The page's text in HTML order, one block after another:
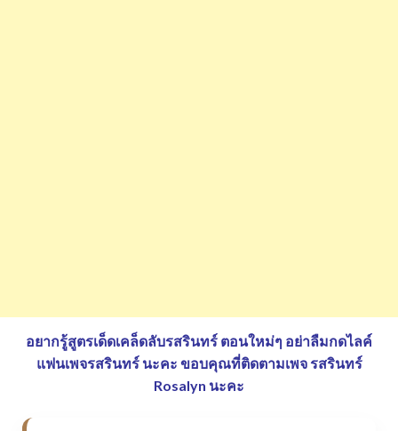
อยากรู้สูตรเด็ดเคล็ดลับรสรินทร์ ตอนใหม่ๆ อย่าลืมกดไลค์
แฟนเพจรสรินทร์ นะคะ ขอบคุณที่ติดตามเพจ รสรินทร์
Rosalyn นะคะ